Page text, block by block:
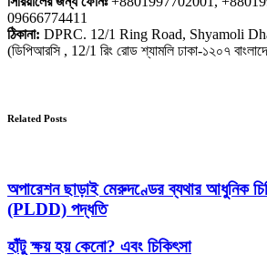
09666774411
ঠিকানা: DPRC. 12/1 Ring Road, Shyamoli
(ডিপিআরসি , 12/1 রিং রোড শ্যামলি ঢাকা-১২০৭
Related Posts
অপারেশন ছাড়াই মেরুদণ্ডের ব্যথার আধুনিক
(PLDD) পদ্ধতি
হাঁটু ক্ষয় হয় কেনো? এবং চিকিৎসা